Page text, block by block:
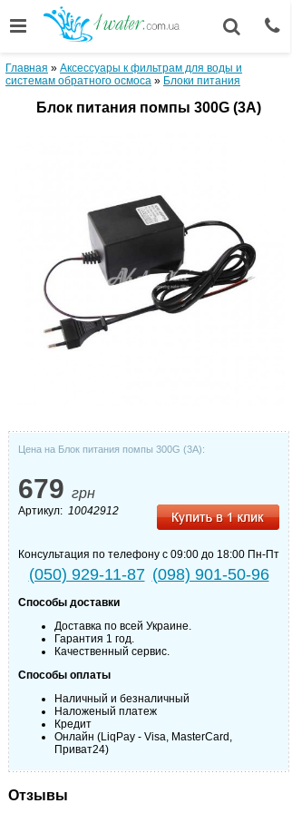
Главная » Аксессуары к фильтрам для воды и
системам обратного осмоса » Блоки питания
Блок питания помпы 300G (3А)
Цена на Блок питания помпы 300G (3А):
679 грн
Артикул: 10042912
Консультация по телефону с 09:00 до 18:00 Пн-Пт
(050) 929-11-87 (098) 901-50-96
Способы доставки
Доставка по всей Украине.
Гарантия 1 год.
Качественный сервис.
Способы оплаты
Наличный и безналичный
Наложеный платеж
Кредит
Онлайн (LiqPay - Visa, MasterCard,
Приват24)
Отзывы